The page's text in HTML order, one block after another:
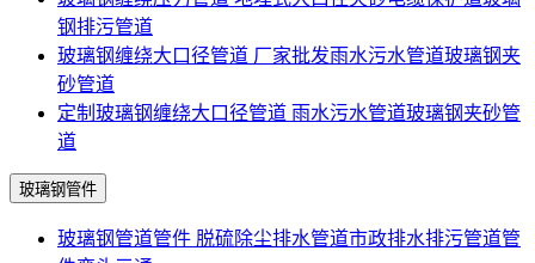
钢排污管道
玻璃钢缠绕大口径管道 厂家批发雨水污水管道玻璃钢夹
砂管道
定制玻璃钢缠绕大口径管道 雨水污水管道玻璃钢夹砂管
道
玻璃钢管件
玻璃钢管道管件 脱硫除尘排水管道市政排水排污管道管